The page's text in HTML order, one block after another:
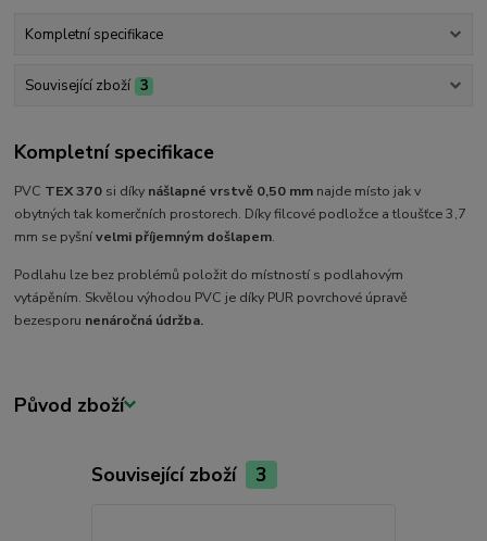
Kompletní specifikace
Související zboží 3
Kompletní specifikace
PVC TEX 370 si díky nášlapné vrstvě 0,50 mm najde místo jak v
obytných tak komerčních prostorech. Díky filcové podložce a tloušťce 3,7
mm se pyšnívelmi příjemným došlapem.
Podlahu lze bez problémů položit do místností s podlahovým
vytápěním. Skvělou výhodou PVC je díky PUR povrchové úpravě
bezesporu nenáročná údržba.
Původ zboží
Související zboží 3